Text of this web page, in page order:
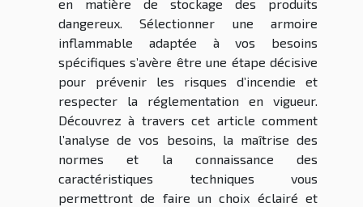
en matière de stockage des produits
dangereux. Sélectionner une armoire
inflammable adaptée à vos besoins
spécifiques s’avère être une étape décisive
pour prévenir les risques d’incendie et
respecter la réglementation en vigueur.
Découvrez à travers cet article comment
l’analyse de vos besoins, la maîtrise des
normes et la connaissance des
caractéristiques techniques vous
permettront de faire un choix éclairé et